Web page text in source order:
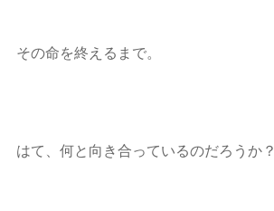
その命を終えるまで。
はて、何と向き合っているのだろうか？